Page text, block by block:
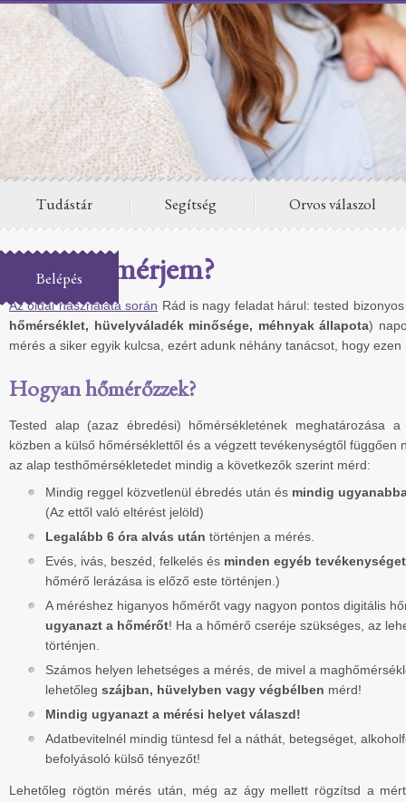
Tudástár Segítség Orvos válaszol
Belépés
Hogyan mérjem?
Az oldal használata során Rád is nagy feladat hárul: tested
hőmérséklet, hüvelyváladék minősége, méhnyak állapota)
mérés a siker egyik kulcsa, ezért adunk néhány tanácsot, hogy
Hogyan hőmérőzzek?
Tested alap (azaz ébredési) hőmérsékletének meghatározása
közben a külső hőmérséklettől és a végzett tevékenységtől függően
az alap testhőmérsékletedet mindig a következők szerint mérd:
Mindig reggel közvetlenül ébredés után és mindig
(Az ettől való eltérést jelöld)
Legalább 6 óra alvás után történjen a mérés.
Evés, ivás, beszéd, felkelés és minden egyéb
hőmérő lerázása is előző este történjen.)
A méréshez higanyos hőmérőt vagy nagyon pontos digitális
ugyanazt a hőmérőt! Ha a hőmérő cseréje szükséges, az
történjen.
Számos helyen lehetséges a mérés, de mivel a
lehetőleg szájban, hüvelyben vagy végbélben mérd!
Mindig ugyanazt a mérési helyet válaszd!
Adatbevitelnél mindig tüntesd fel a náthát, betegséget,
befolyásoló külső tényezőt!
Lehetőleg rögtön mérés után, még az ágy mellett rögzítsd a